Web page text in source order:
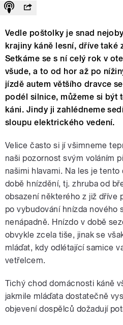
Vedle poštolky je snad
krajiny káně lesní, dříve také
Setkáme se s ní celý rok v
všude, a to od hor až po
jízdě autem většího dravce
podél silnice, můžeme si být
káni. Jindy ji zahlédneme
sloupu elektrického vedení.
Velice často si jí všimneme
naši pozornost svým voláním
našimi hlavami. Na les je
době hnízdění, tj. zhruba od
obsazení některého z již dříve
po vybudování hnízda nového
nenápadně. Hnízdo v době
obvykle zcela tiše, jinak se
mláďat, kdy odlétající samice
vetřelcem.
Tichý chod domácnosti káně
jakmile mláďata dostatečně
objevení dospělců dožadují